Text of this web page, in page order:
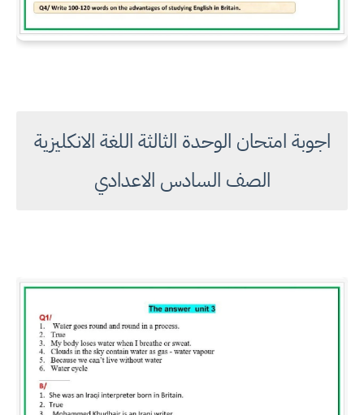
اجوبة امتحان الوحدة الثالثة اللغة الانكليزية
الصف السادس الاعدادي